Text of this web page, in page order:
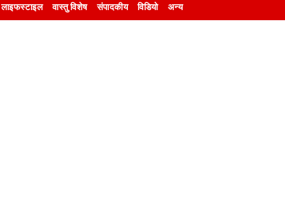
लाइफस्टाइल वास्तु विशेष संपादकीय विडियो अन्य